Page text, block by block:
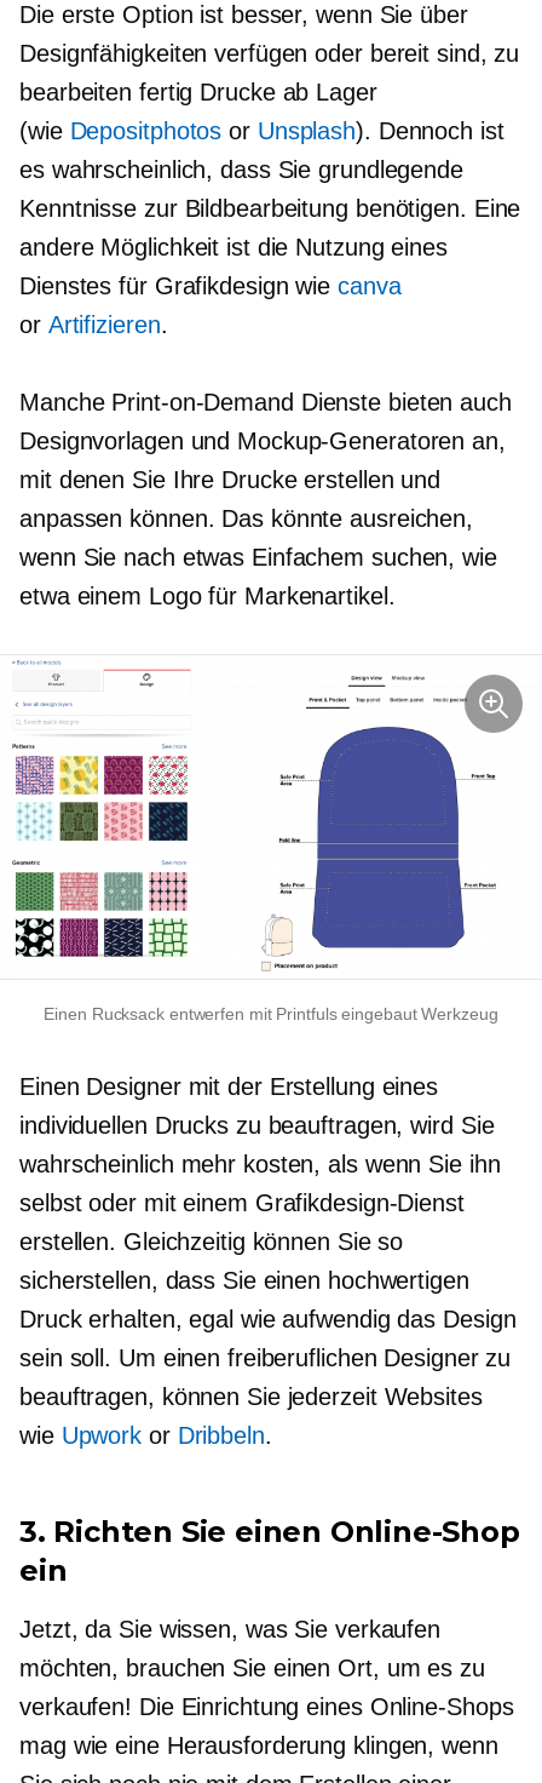
Die erste Option ist besser, wenn Sie über
Designfähigkeiten verfügen oder bereit sind, zu
bearbeiten fertig Drucke ab Lager
(wie Depositphotos or Unsplash). Dennoch ist
es wahrscheinlich, dass Sie grundlegende
Kenntnisse zur Bildbearbeitung benötigen. Eine
andere Möglichkeit ist die Nutzung eines
Dienstes für Grafikdesign wie canva
or Artifizieren.
Manche Print-on-Demand Dienste bieten auch
Designvorlagen und Mockup-Generatoren an,
mit denen Sie Ihre Drucke erstellen und
anpassen können. Das könnte ausreichen,
wenn Sie nach etwas Einfachem suchen, wie
etwa einem Logo für Markenartikel.
Einen Rucksack entwerfen mit PrintfulseingebautWerkzeug
Einen Designer mit der Erstellung eines
individuellen Drucks zu beauftragen, wird Sie
wahrscheinlich mehr kosten, als wenn Sie ihn
selbst oder mit einem Grafikdesign-Dienst
erstellen. Gleichzeitig können Sie so
sicherstellen, dass Sie einen hochwertigen
Druck erhalten, egal wie aufwendig das Design
sein soll. Um einen freiberuflichen Designer zu
beauftragen, können Sie jederzeit Websites
wie Upwork or Dribbeln.
3. Richten Sie einen Online-Shop
ein
Jetzt, da Sie wissen, was Sie verkaufen
möchten, brauchen Sie einen Ort, um es zu
verkaufen! Die Einrichtung eines Online-Shops
mag wie eine Herausforderung klingen, wenn